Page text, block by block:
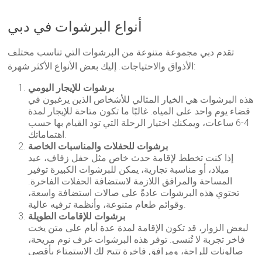
أنواع البرشوات في دبي
تقدم دبي مجموعة متنوعة من البرشوات التي تناسب مختلف
الأذواق والاحتياجات. إليك بعض الأنواع الأكثر شهرة:
برشوات للإيجار اليومي
هذه البرشوات هي الخيار المثالي للأشخاص الذين يرغبون في
قضاء يوم واحد على المياه. غالبًا ما تكون متاحة للإيجار لمدة
4-6 ساعات، ويمكنك اختيار الرحلة التي تود القيام بها حسب
اهتماماتك.
برشوات للحفلات والمناسبات الخاصة
إذا كنت تخطط لإقامة حدث خاص مثل حفل زفاف، عيد
ميلاد، أو مناسبة تجارية، يمكن للبرشوات الكبيرة توفير
المساحة والمرافق اللازمة لاستضافة الحفلات الفاخرة.
تحتوي هذه البرشوات عادةً على صالات استضافة واسعة،
وقوائم طعام متنوعة، وأنظمة ترفيه عالية.
برشوات للإقامات الطويلة
لبعض الزوار، قد تكون الإقامة لمدة عدة أيام على متن يخت
فاخر تجربة لا تُنسى. توفر هذه البرشوات غرف نوم مريحة،
صالونات للراحة، ومرافق فاخرة تتيح لك الاستمتاع بأقصى